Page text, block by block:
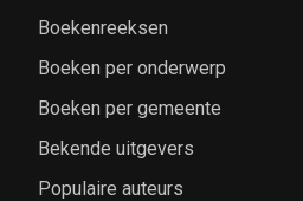
Boekenreeksen
Boeken per onderwerp
Boeken per gemeente
Bekende uitgevers
Populaire auteurs